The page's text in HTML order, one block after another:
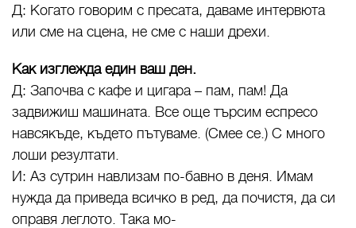
Д: Когато говорим с пресата, даваме интервюта
или сме на сцена, не сме с наши дрехи.
Как изглежда един ваш ден.
Д: Започва с кафе и цигара – пам, пам! Да
задвижиш машината. Все още търсим еспресо
навсякъде, където пътуваме. (Смее се.) С много
лоши резултати.
И: Аз сутрин навлизам по-бавно в деня. Имам
нужда да приведа всичко в ред, да почистя, да си
оправя леглото. Така мо-